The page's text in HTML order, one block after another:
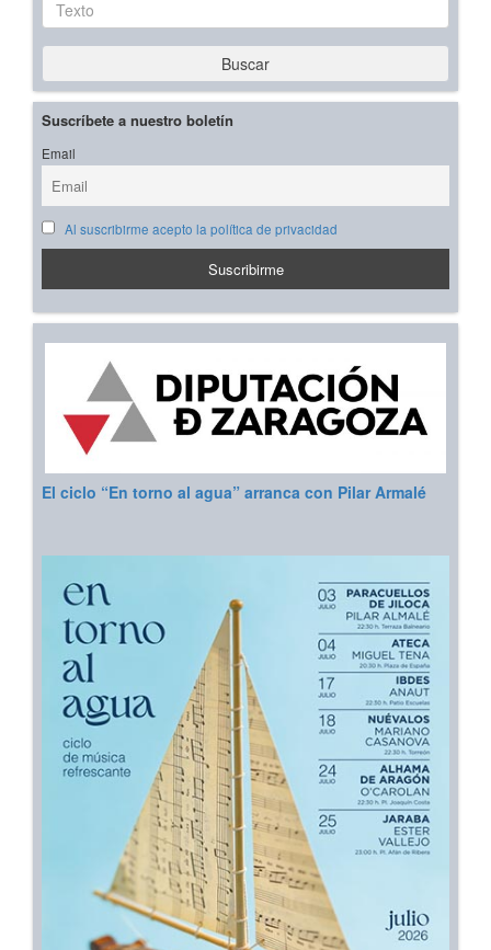
Buscar
Suscríbete a nuestro boletín
Email
Al suscribirme acepto la política de privacidad
El ciclo “En torno al agua” arranca con Pilar Armalé